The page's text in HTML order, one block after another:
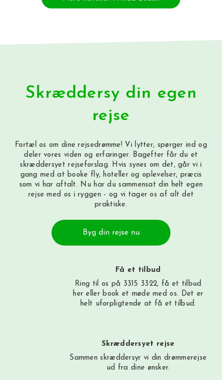
Skræddersy din egen
rejse
Fortæl os om dine rejsedrømme! Vi lytter, spørger ind og
deler vores viden og erfaringer. Bagefter får du et
skræddersyet rejseforslag. Hvis synes om det, går vi i
gang med at booke fly, hoteller og oplevelser, præcis
som vi har aftalt. Nu har du sammensat din helt egen
rejse med os i ryggen - og vi tager os af alt det
praktiske.
Byg din rejse nu
Få et tilbud
Ring til os på 3315 3322, få et tilbud
her eller book et møde med os. Det er
helt uforpligtende at få et tilbud.
Skræddersyet rejse
Sammen skræddersyr vi din drømmerejse
ud fra dine ønsker.